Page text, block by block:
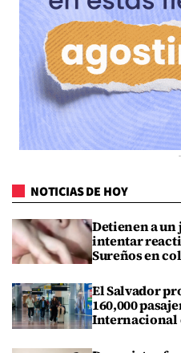
NOTICIAS DE HOY
Detienen a
intentar
Sureños en
El Salvador
160,000
Internacional